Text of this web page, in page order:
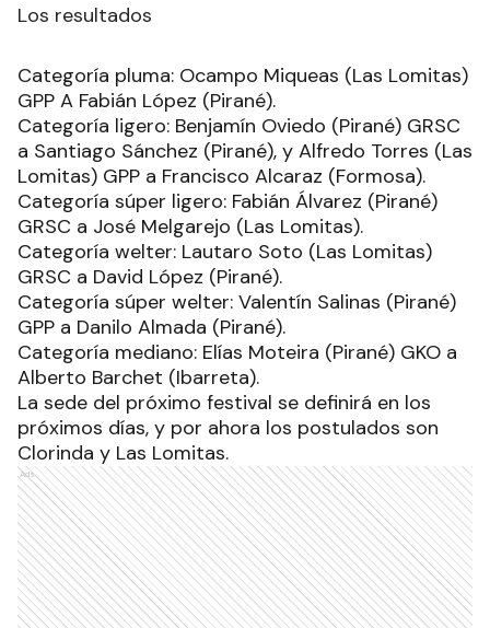
Los resultados
Categoría pluma: Ocampo Miqueas (Las Lomitas)
GPP A Fabián López (Pirané).
Categoría ligero: Benjamín Oviedo (Pirané) GRSC
a Santiago Sánchez (Pirané), y Alfredo Torres (Las
Lomitas) GPP a Francisco Alcaraz (Formosa).
Categoría súper ligero: Fabián Álvarez (Pirané)
GRSC a José Melgarejo (Las Lomitas).
Categoría welter: Lautaro Soto (Las Lomitas)
GRSC a David López (Pirané).
Categoría súper welter: Valentín Salinas (Pirané)
GPP a Danilo Almada (Pirané).
Categoría mediano: Elías Moteira (Pirané) GKO a
Alberto Barchet (Ibarreta).
La sede del próximo festival se definirá en los
próximos días, y por ahora los postulados son
Clorinda y Las Lomitas.
Ads